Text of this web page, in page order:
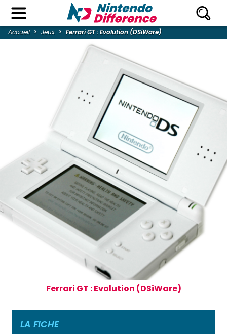
Accueil Jeux Ferrari GT : Evolution (DSiWare)
Ferrari GT : Evolution (DSiWare)
LA FICHE